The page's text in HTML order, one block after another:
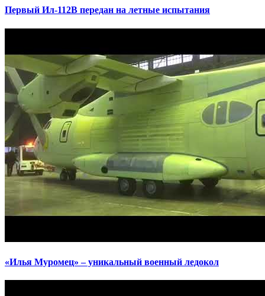
Первый Ил-112В передан на летные испытания
«Илья Муромец» – уникальный военный ледокол